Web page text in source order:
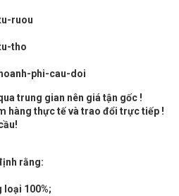
ruou
tho
phi-cau-doi
trung gian nên giá tận gốc !
hàng thực tế và trao đổi trực tiếp !
rằng:
loại 100%;